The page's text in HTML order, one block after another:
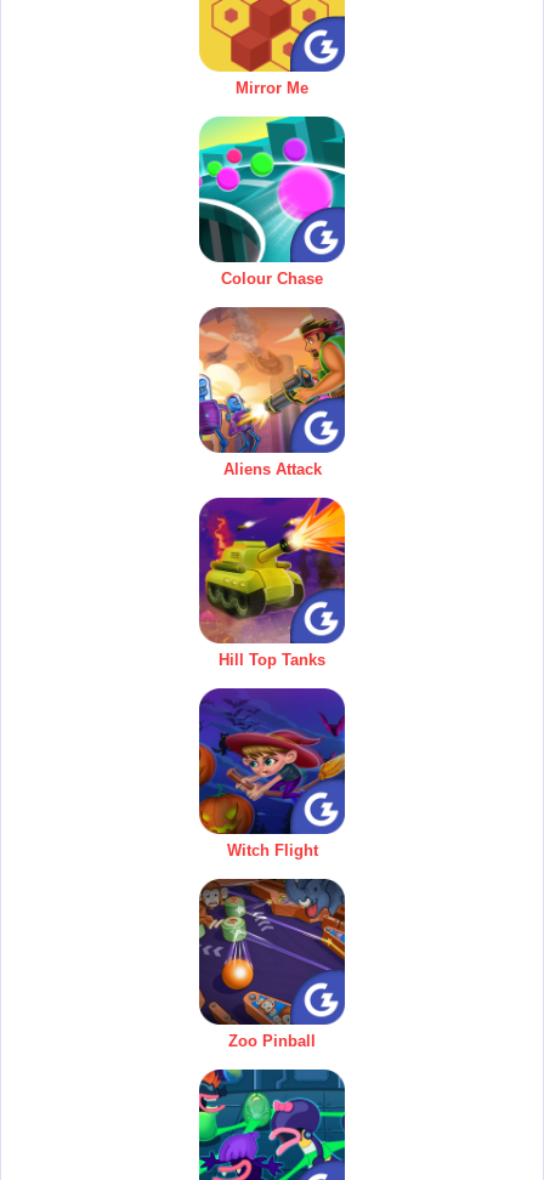
Mirror Me
Colour Chase
Aliens Attack
Hill Top Tanks
Witch Flight
Zoo Pinball